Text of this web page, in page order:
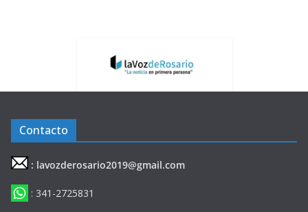
Contacto
: lavozderosario2019@gmail.com
: 341-2725831